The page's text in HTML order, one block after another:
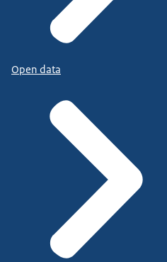
Open data